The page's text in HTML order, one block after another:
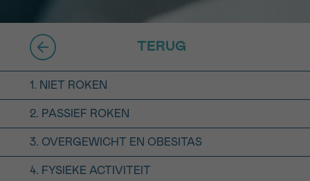
TERUG
1. NIET ROKEN
2. PASSIEF ROKEN
3. OVERGEWICHT EN OBESITAS
4. FYSIEKE ACTIVITEIT